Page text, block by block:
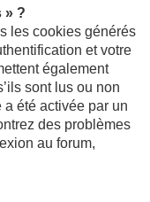
» ?
les cookies générés
et votre
également
sont lus ou non
a été activée par un
des problèmes
au forum,